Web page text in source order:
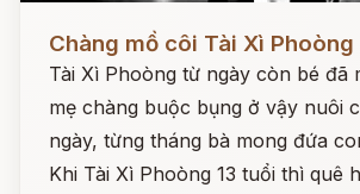
Chàng mồ côi Tài Xì Phoòng
Tài Xì Phoòng từ ngày còn bé đã
mẹ chàng buộc bụng ở vậy nuôi
ngày, từng tháng bà mong đứa
Khi Tài Xì Phoòng 13 tuổi thì quê